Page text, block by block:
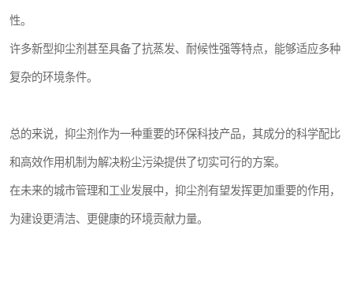
性。
许多新型抑尘剂甚至具备了抗蒸发、耐候性强等特点，能够适应多种
复杂的环境条件。
总的来说，抑尘剂作为一种重要的环保科技产品，其成分的科学配比
和高效作用机制为解决粉尘污染提供了切实可行的方案。
在未来的城市管理和工业发展中，抑尘剂有望发挥更加重要的作用，
为建设更清洁、更健康的环境贡献力量。